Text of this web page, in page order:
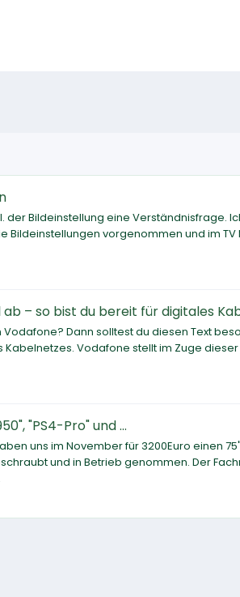
der Bildeinstellung eine Verständnisfrage.
Bildeinstellungen vorgenommen und im
– so bist du bereit für digitales
Dann solltest du diesen Text
Vodafone stellt im Zuge
"PS4-Pro" und ...
uns im November für 3200Euro einen
und in Betrieb genommen. Der